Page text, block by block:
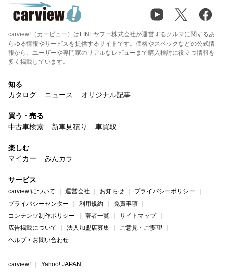
carview!（カービュー）はLINEヤフー株式会社が運営するクルマに関するあ
らゆる情報やサービスを提供するサイトです。価格やスペックなどの公式情
報から、ユーザーや専門家のリアルなレビューまで購入検討に役立つ情報を
多く掲載しています。
知る
カタログ
ニュース オリジナル記事
買う・売る
中古車検索
新車見積り 車買取
楽しむ
マイカー
みんカラ
サービス
carview!について 運営会社 お知らせ
プライバシーポリシー
プライバシーセンター
利用規約
免責事項
コンテンツ制作ポリシー
著者一覧
サイトマップ
広告掲載について
法人加盟店募集
ご意見・ご要望
ヘルプ・お問い合わせ
carview! Yahoo! JAPAN